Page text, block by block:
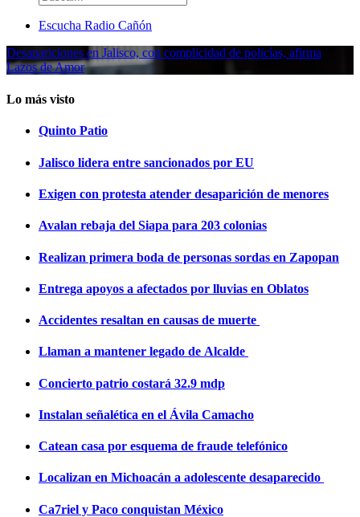
Escucha Radio Cañón
Desapariciones en Jalisco, con complicidad de policías, afirma
Lazos de Amor
Lo más visto
Quinto Patio
Jalisco lidera entre sancionados por EU
Exigen con protesta atender desaparición de menores
Avalan rebaja del Siapa para 203 colonias
Realizan primera boda de personas sordas en Zapopan
Entrega apoyos a afectados por lluvias en Oblatos
Accidentes resaltan en causas de muerte
Llaman a mantener legado de Alcalde
Concierto patrio costará 32.9 mdp
Instalan señalética en el Ávila Camacho
Catean casa por esquema de fraude telefónico
Localizan en Michoacán a adolescente desaparecido
Ca7riel y Paco conquistan México